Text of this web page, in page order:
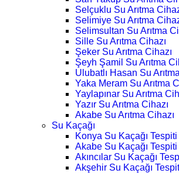
Selçuklu Su Arıtma
Selimiye Su Arıtma
Selimsultan Su Arıtma
Sille Su Arıtma Cihazı
Şeker Su Arıtma Cihazı
Şeyh Şamil Su Arıtma
Ulubatlı Hasan Su
Yaka Meram Su Arıtma
Yaylapınar Su Arıtma
Yazır Su Arıtma Cihazı
Akabe Su Arıtma Cihazı
Su Kaçağı
Konya Su Kaçağı Tespiti
Akabe Su Kaçağı Tespiti
Akıncılar Su Kaçağı
Akşehir Su Kaçağı